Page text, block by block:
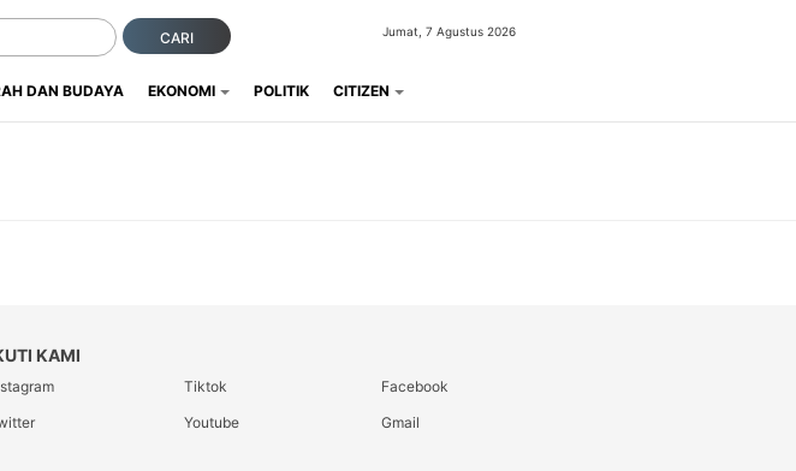
CARI Jumat, 7 Agustus 2026
DAN BUDAYA EKONOMI POLITIK CITIZEN
KAMI
Tiktok
Facebook
Youtube Gmail